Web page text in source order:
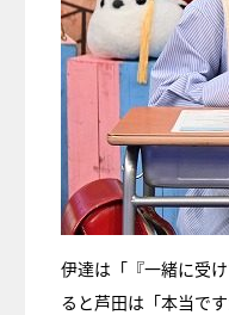
伊達は「『一緒に受
ると芦田は「本当で